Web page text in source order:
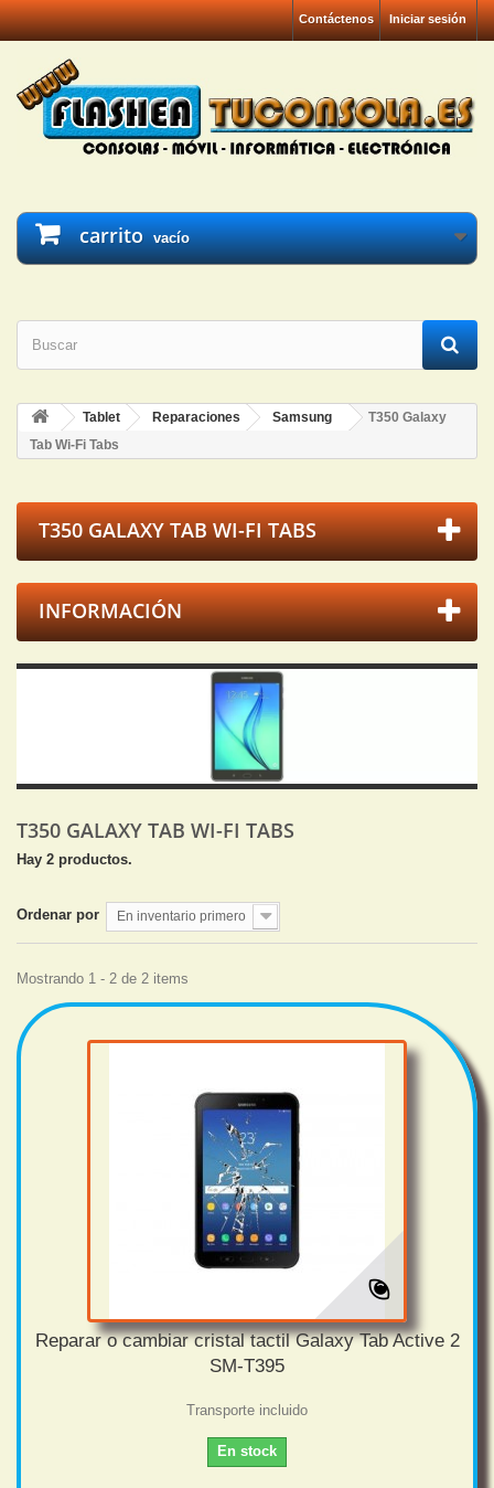
Iniciar sesión
Contáctenos
carrito vacío
Tablet Reparaciones Samsung
T350 Galaxy
Tab Wi-Fi Tabs
T350 GALAXY TAB WI-FI TABS
INFORMACIÓN
T350 GALAXY TAB WI-FI TABS
Hay 2 productos.
Ordenar por En inventario primero
Mostrando 1 - 2 de 2 items
Reparar o cambiar cristal tactil Galaxy Tab Active 2
SM-T395
Transporte incluido
En stock